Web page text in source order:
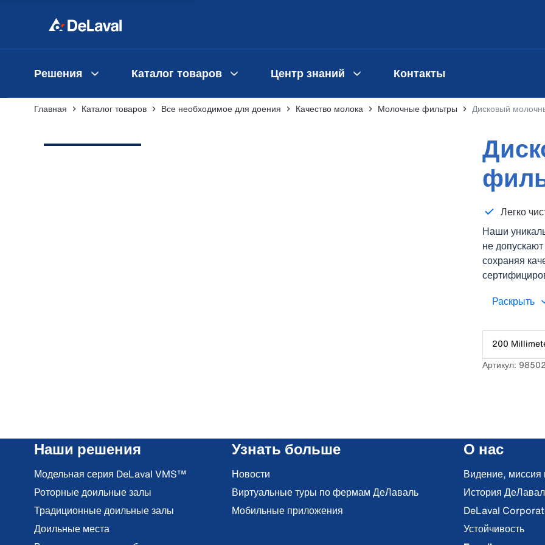
Решения Каталог товаров Центр знаний Контакты
Главная Каталог товаров Все необходимое для доения Качество молока Молочные фильтры Дисковый
Легко
Наши
не
сохраняя
доильном
Раскрыть
200
Артикул:
Наши решения
Модельная серия DeLaval VMS™
Роторные доильные залы
Традиционные доильные залы
Доильные места
Узнать больше
Новости
Виртуальные туры по фермам ДеЛаваль
Мобильные приложения
О нас
Видение, миссия
История
DeLaval
Устойчивость